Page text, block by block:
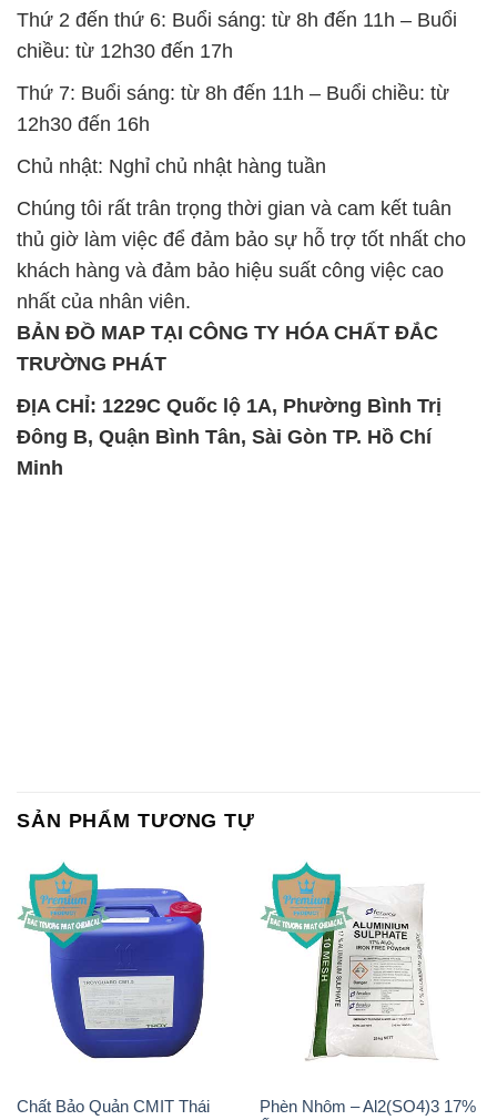
Thứ 2 đến thứ 6: Buổi sáng: từ 8h đến 11h – Buổi
chiều: từ 12h30 đến 17h
Thứ 7: Buổi sáng: từ 8h đến 11h – Buổi chiều: từ
12h30 đến 16h
Chủ nhật: Nghỉ chủ nhật hàng tuần
Chúng tôi rất trân trọng thời gian và cam kết tuân
thủ giờ làm việc để đảm bảo sự hỗ trợ tốt nhất cho
khách hàng và đảm bảo hiệu suất công việc cao
nhất của nhân viên.
BẢN ĐỒ MAP TẠI CÔNG TY HÓA CHẤT ĐẮC
TRƯỜNG PHÁT
ĐỊA CHỈ: 1229C Quốc lộ 1A, Phường Bình Trị
Đông B, Quận Bình Tân, Sài Gòn TP. Hồ Chí
Minh
SẢN PHẨM TƯƠNG TỰ
Chất Bảo Quản CMIT Thái
Phèn Nhôm – Al2(SO4)3 17%